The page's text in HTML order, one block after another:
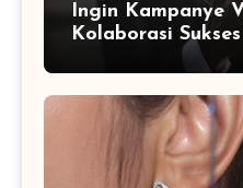
Ingin Kampanye
Kolaborasi
Media Marketing